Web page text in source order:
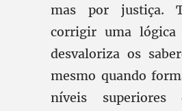
mas por justiça.
corrigir uma lógica
desvaloriza os
mesmo quando
níveis superiores